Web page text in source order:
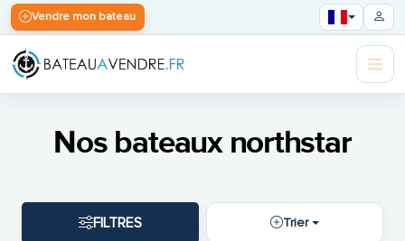
Vendre mon bateau
Nos bateaux northstar
FILTRES Trier